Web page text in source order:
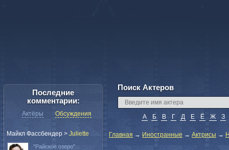
Поиск Актеров
А Б В Г Д Е Ё Ж З
Главная → Иностранные → Актрисы →
Последние
комментарии:
Актёры Обсуждения
Майкл Фассбендер > Juliette
"Райское озеро"